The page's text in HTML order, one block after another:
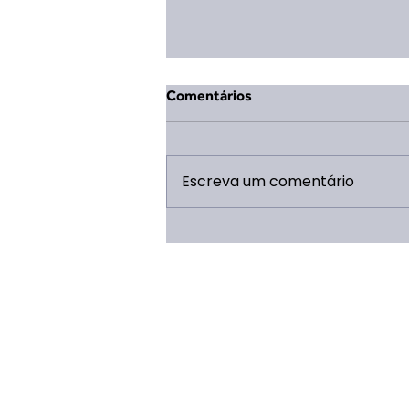
Mudança na Coordenação
Comentários
Escreva um comentário